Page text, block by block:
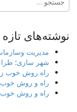
برای:
نوشته‌های تازه
مدیریت
شهر سازی؛
راه روش خوب
راه و روش خوب
راه و روش خوب